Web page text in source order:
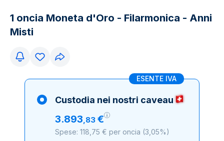
1 oncia Moneta d'Oro - Filarmonica - Anni
Misti
ESENTE IVA
Custodia nei nostri caveau
3.893,83 €
Spese: 118,75 € per oncia (3,05%)